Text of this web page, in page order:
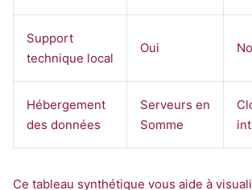
Support
technique local
Oui
Hébergement
des données
Serveurs en
Somme
Ce tableau synthétique vous aide à